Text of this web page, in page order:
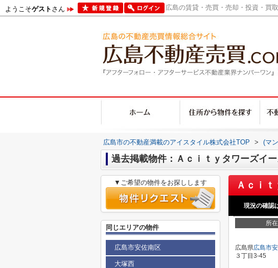
ようこそゲストさん 広島の賃貸・売買・売却・投資・買
広島市の不動産満載のアイスタイル株式会社TOP > (マ
過去掲載物件：Ａｃｉｔｙタワーズイ
現況の確認
所
広島県広島市
３丁目3-45
▼ご希望の物件をお探しします
同じエリアの物件
広島市安佐南区
大塚西